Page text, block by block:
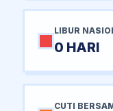
LIBUR
0 HARI
CUTI